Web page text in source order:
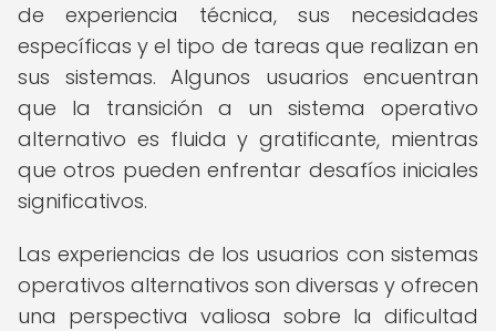
de experiencia técnica, sus necesidades
específicas y el tipo de tareas que realizan en
sus sistemas. Algunos usuarios encuentran
que la transición a un sistema operativo
alternativo es fluida y gratificante, mientras
que otros pueden enfrentar desafíos iniciales
significativos.
Las experiencias de los usuarios con sistemas
operativos alternativos son diversas y ofrecen
una perspectiva valiosa sobre la dificultad